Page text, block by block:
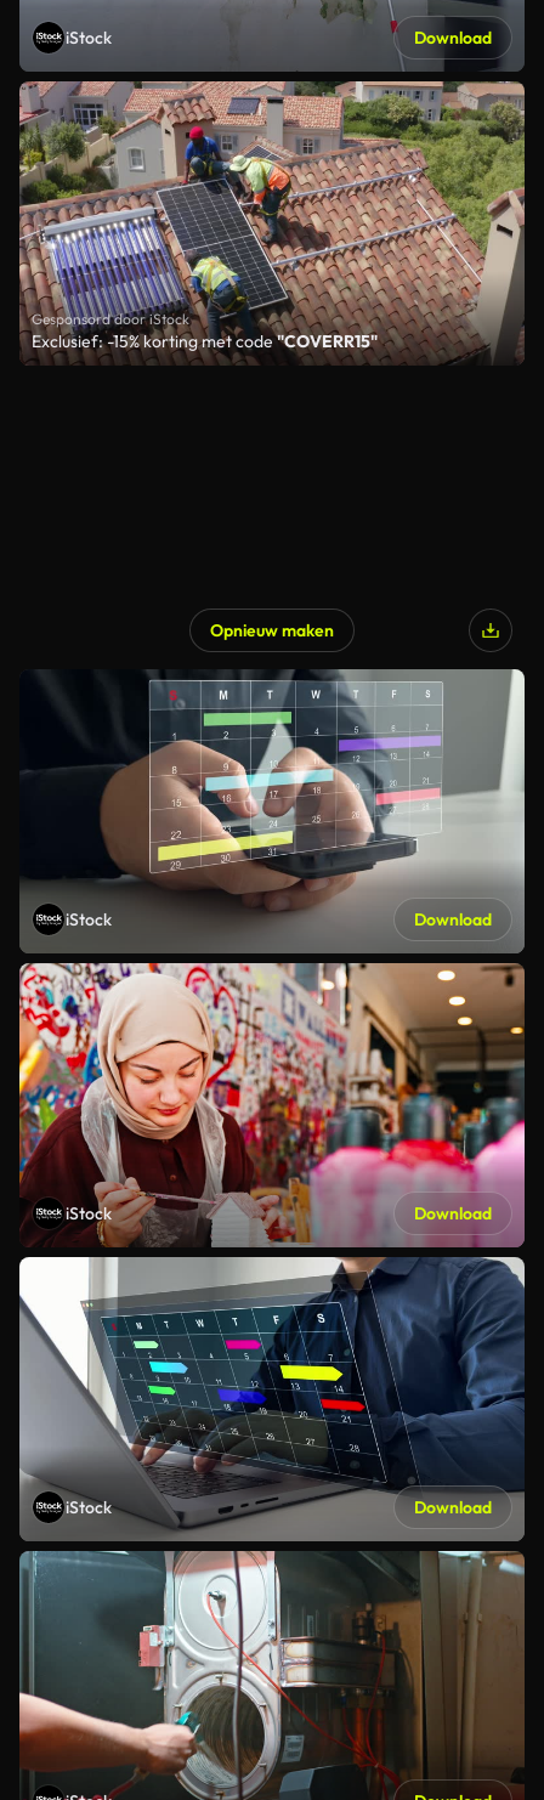
iStock Download
Gesponsord door iStock
Exclusief: -15% korting met code"COVERR15"
Opnieuw maken
iStock Download
iStock Download
iStock Download